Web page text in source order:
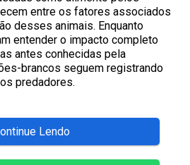
entre os fatores associados
desses animais. Enquanto
entender o impacto completo
antes conhecidas pela
brancos seguem registrando
predadores.
Lendo